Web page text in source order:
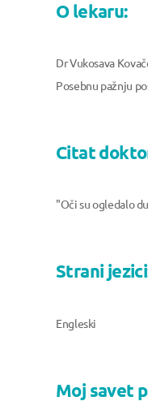
O lekaru:
Dr Vukosava
Posebnu pažnju
Citat
"Oči su ogledalo
Strani
Engleski
Moj savet